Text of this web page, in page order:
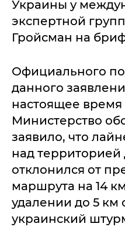
Украины у
экспертной
Гройсман на
Официального
данного
настоящее время
Министерство
заявило, что
над
отклонился от
маршрута на 14
удалении до 5 км
украинский